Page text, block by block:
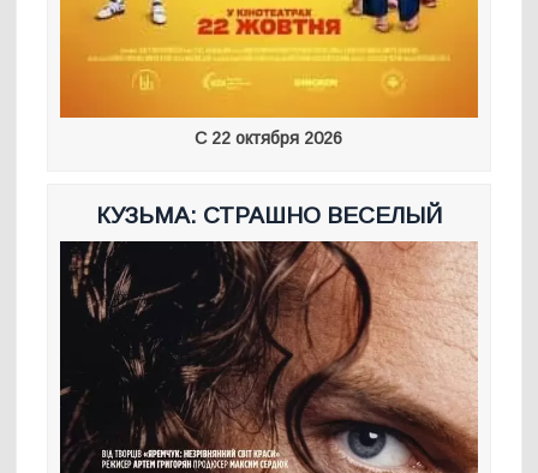
С 22 октября 2026
КУЗЬМА: СТРАШНО ВЕСЕЛЫЙ